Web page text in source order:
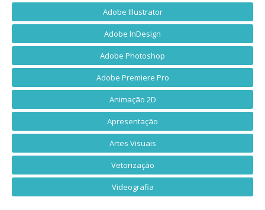
Adobe Illustrator
Adobe InDesign
Adobe Photoshop
Adobe Premiere Pro
Animação 2D
Apresentação
Artes Visuais
Vetorização
Videografia